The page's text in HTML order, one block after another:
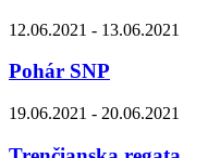
12.06.2021 - 13.06.2021
Pohár SNP
19.06.2021 - 20.06.2021